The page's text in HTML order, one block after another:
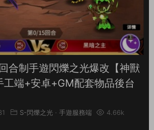
合制手遊閃爍之光爆改【神獸
端+安卓+GM配套物品後台
S-閃爍之光 · 手遊服務端
4.66k